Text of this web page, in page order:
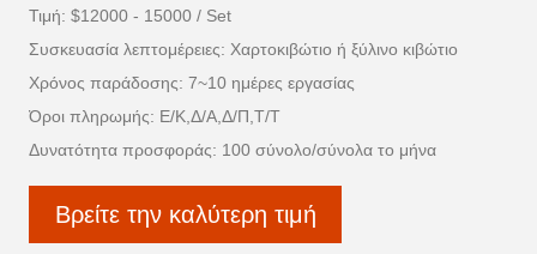
Τιμή: $12000 - 15000 / Set
Συσκευασία λεπτομέρειες: Χαρτοκιβώτιο ή ξύλινο κιβώτιο
Χρόνος παράδοσης: 7~10 ημέρες εργασίας
Όροι πληρωμής: Ε/Κ,Δ/Α,Δ/Π,Τ/Τ
Δυνατότητα προσφοράς: 100 σύνολο/σύνολα το μήνα
Βρείτε την καλύτερη τιμή